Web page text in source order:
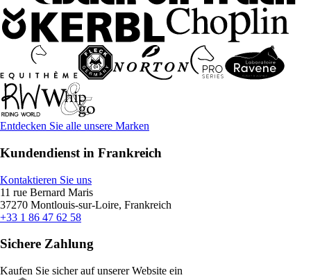
Entdecken Sie alle unsere Marken
Kundendienst in Frankreich
Kontaktieren Sie uns
11 rue Bernard Maris
37270 Montlouis-sur-Loire, Frankreich
+33 1 86 47 62 58
Sichere Zahlung
Kaufen Sie sicher auf unserer Website ein